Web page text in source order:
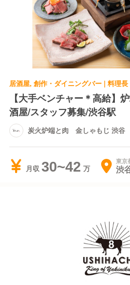
【大手ベンチャー＊高給】
酒屋/スタッフ募集/渋谷駅
炭火炉端と肉 金しゃもじ 渋谷
月収 30~42 東京
渋